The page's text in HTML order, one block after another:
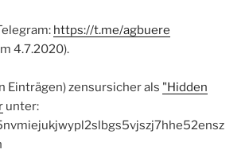
https://t.me/agbuere
4.7.2020).
Einträgen) zensursicher als "Hidden
unter: